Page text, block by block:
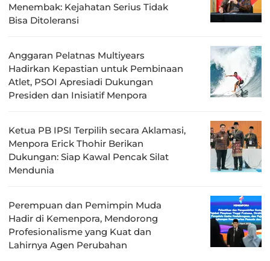
Menembak: Kejahatan Serius Tidak
Bisa Ditoleransi
Anggaran Pelatnas Multiyears
Hadirkan Kepastian untuk Pembinaan
Atlet, PSOI Apresiadi Dukungan
Presiden dan Inisiatif Menpora
Ketua PB IPSI Terpilih secara Aklamasi,
Menpora Erick Thohir Berikan
Dukungan: Siap Kawal Pencak Silat
Mendunia
Perempuan dan Pemimpin Muda
Hadir di Kemenpora, Mendorong
Profesionalisme yang Kuat dan
Lahirnya Agen Perubahan